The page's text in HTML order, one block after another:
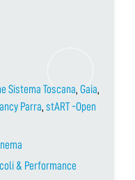
Sistema Toscana, Gaia,
Parra, stART -Open
& Performance